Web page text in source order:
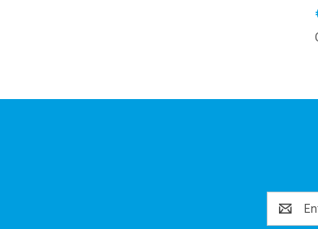
Address